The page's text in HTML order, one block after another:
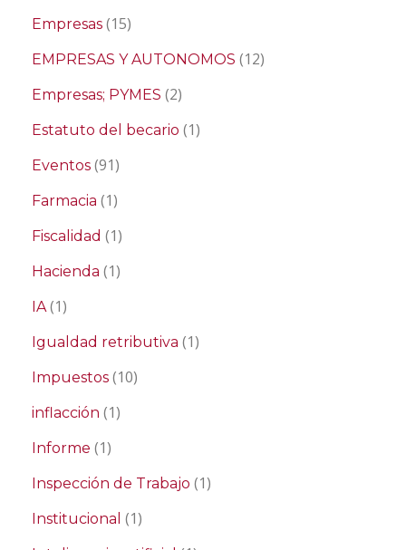
Empresas (15)
EMPRESAS Y AUTONOMOS (12)
Empresas; PYMES (2)
Estatuto del becario (1)
Eventos (91)
Farmacia (1)
Fiscalidad (1)
Hacienda (1)
IA(1)
Igualdad retributiva (1)
Impuestos (10)
inflacción (1)
Informe (1)
Inspección de Trabajo (1)
Institucional (1)